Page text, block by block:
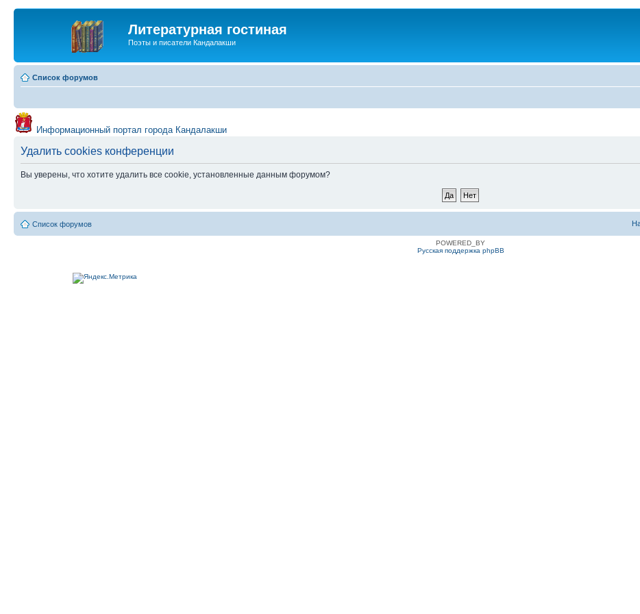
Литературная гостиная
Поэты и писатели Кандалакши
Список форумов
Информационный портал города Кандалакши
Удалить cookies конференции
Вы уверены, что хотите удалить все cookie, установленные данным форумом?
Список форумов
POWERED_BY
Русская поддержка phpBB